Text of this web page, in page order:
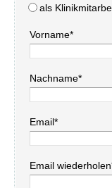
als
Vorname*
Nachname*
Email*
Email